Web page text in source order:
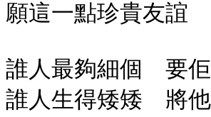
願這一點珍貴友誼
誰人最夠細個 要
誰人生得矮矮 將